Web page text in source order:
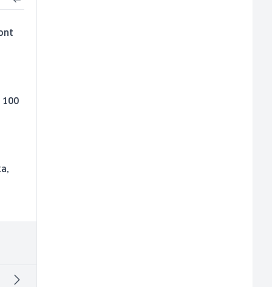
100